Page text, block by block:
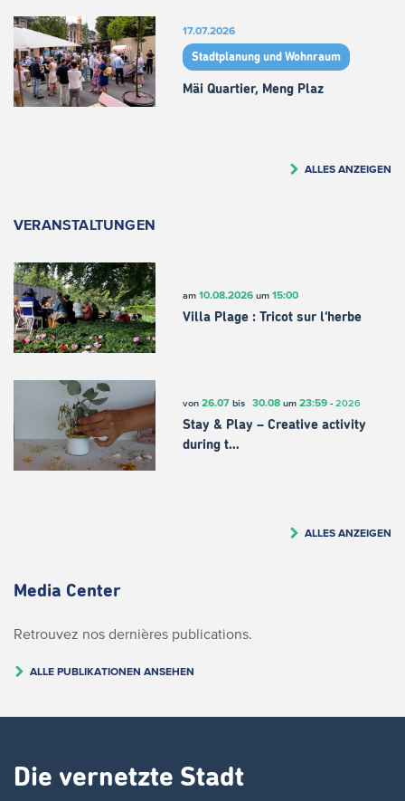
17.07.2026
Stadtplanung und Wohnraum
Mäi Quartier, Meng Plaz
ALLES ANZEIGEN
VERANSTALTUNGEN
am 10.08.2026um 15:00
Villa Plage : Tricot sur l’herbe
von 26.07bis 30.08um 23:59- 2026
Stay & Play – Creative activity
during t…
ALLES ANZEIGEN
Media Center
Retrouvez nos dernières publications.
ALLE PUBLIKATIONEN ANSEHEN
Die vernetzte Stadt